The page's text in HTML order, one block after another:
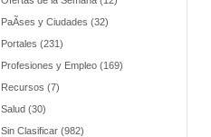
PaÃ­ses y Ciudades (32)
Portales (231)
Profesiones y Empleo (169)
Recursos (7)
Salud (30)
Sin Clasificar (982)